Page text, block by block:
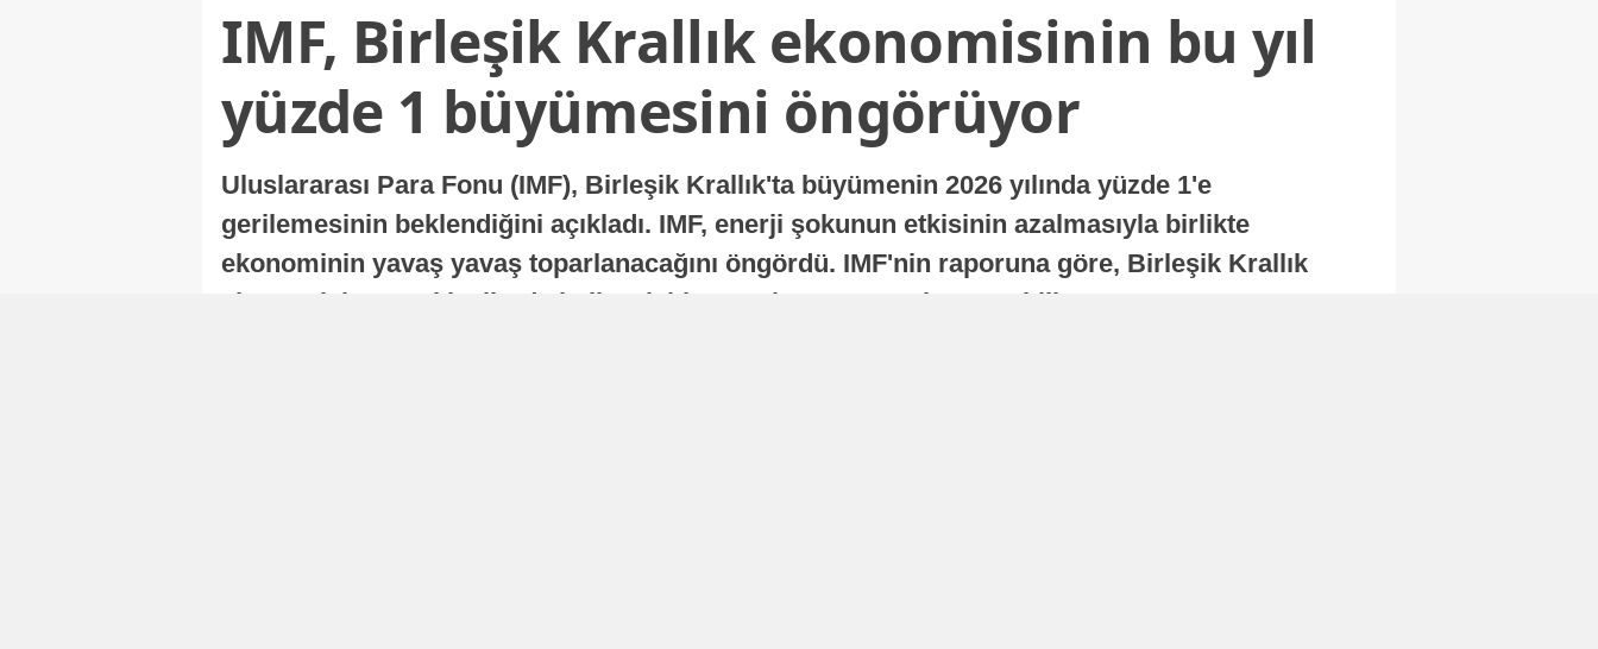
IMF, Birleşik Krallık ekonomisinin bu yıl
yüzde 1 büyümesini öngörüyor
Uluslararası Para Fonu (IMF), Birleşik Krallık'ta büyümenin 2026 yılında yüzde 1'e
gerilemesinin beklendiğini açıkladı. IMF, enerji şokunun etkisinin azalmasıyla birlikte
ekonominin yavaş yavaş toparlanacağını öngördü. IMF'nin raporuna göre, Birleşik Krallık
ekonomisi, sonraki yıllarda istikrarlı bir toparlanma süreci yaşayabilir.